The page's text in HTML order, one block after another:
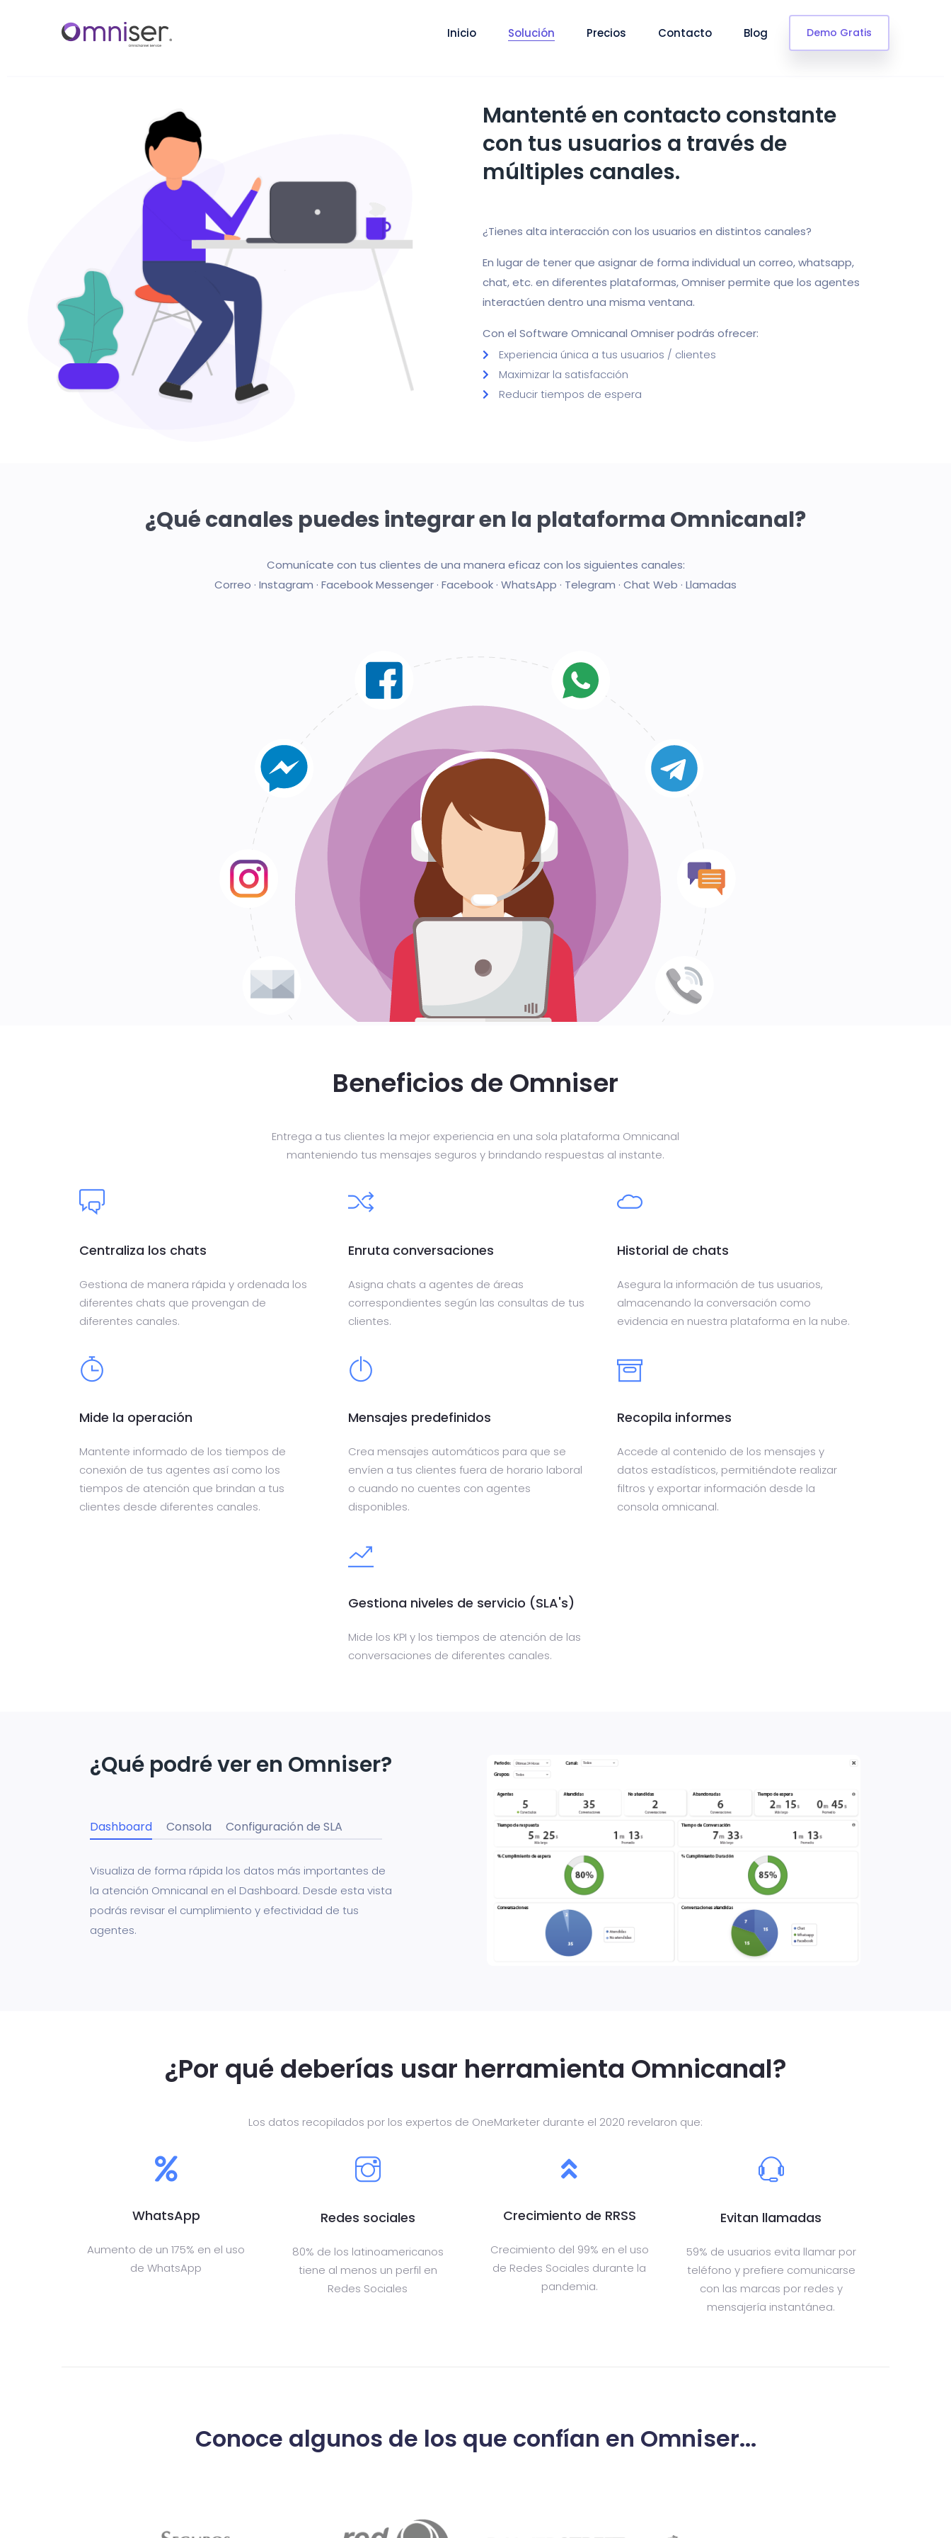
Inicio Solución Precios Contacto Blog Demo Gratis
Mantenté en contacto constante
con tus usuarios a través de
múltiples canales.
¿Tienes alta interacción con los usuarios en distintos canales?
En lugar de tener que asignar de forma individual un correo, whatsapp,
chat, etc. en diferentes plataformas, Omniser permite que los agentes
interactúen dentro una misma ventana.
Con el Software Omnicanal Omniser podrás ofrecer:
Experiencia única a tus usuarios / clientes
Maximizar la satisfacción
Reducir tiempos de espera
¿Qué canales puedes integrar en la plataforma Omnicanal?
Comunícate con tus clientes de una manera eficaz con los siguientes canales:
Correo · Instagram · Facebook Messenger · Facebook · WhatsApp · Telegram · Chat Web · Llamadas
Beneficios de Omniser
Entrega a tus clientes la mejor experiencia en una sola plataforma Omnicanal
manteniendo tus mensajes seguros y brindando respuestas al instante.
Centraliza los chats
Gestiona de manera rápida y ordenada los
diferentes chats que provengan de
diferentes canales.
Mide la operación
Mantente informado de los tiempos de
conexión de tus agentes así como los
tiempos de atención que brindan a tus
clientes desde diferentes canales.
Enruta conversaciones
Asigna chats a agentes de áreas
correspondientes según las consultas de tus
clientes.
Mensajes predefinidos
Crea mensajes automáticos para que se
envíen a tus clientes fuera de horario laboral
o cuando no cuentes con agentes
disponibles.
Gestiona niveles de servicio (SLA's)
Mide los KPI y los tiempos de atención de las
conversaciones de diferentes canales.
Historial de chats
Asegura la información de tus usuarios,
almacenando la conversación como
evidencia en nuestra plataforma en la nube.
Recopila informes
Accede al contenido de los mensajes y
datos estadísticos, permitiéndote realizar
filtros y exportar información desde la
consola omnicanal.
¿Qué podré ver en Omniser?
Dashboard Consola Configuración de SLA
Visualiza de forma rápida los datos más importantes de
la atención Omnicanal en el Dashboard. Desde esta vista
podrás revisar el cumplimiento y efectividad de tus
agentes.
¿Por qué deberías usar herramienta Omnicanal?
Los datos recopilados por los expertos de OneMarketer durante el 2020 revelaron que:
WhatsApp
Aumento de un 175% en el uso
de WhatsApp
Redes sociales
80% de los latinoamericanos
tiene al menos un perfil en
Redes Sociales
Crecimiento de RRSS
Crecimiento del 99% en el uso
de Redes Sociales durante la
pandemia.
Evitan llamadas
59% de usuarios evita llamar por
teléfono y prefiere comunicarse
con las marcas por redes y
mensajería instantánea.
Conoce algunos de los que confían en Omniser...